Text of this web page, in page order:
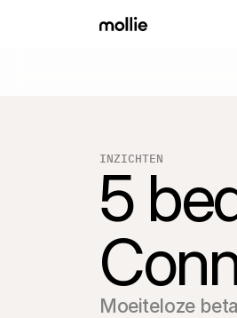
INZICHTEN
5
Moeiteloze